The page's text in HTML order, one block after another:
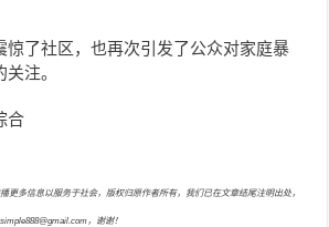
惊了社区，也再次引发了公众对家庭暴
注。
合
更多信息以服务于社会，版权归原作者所有，我们已在文章结尾注明出处，
，谢谢！